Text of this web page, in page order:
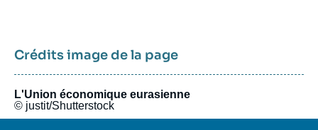
Crédits image de la page
L'Union économique eurasienne
© justit/Shutterstock